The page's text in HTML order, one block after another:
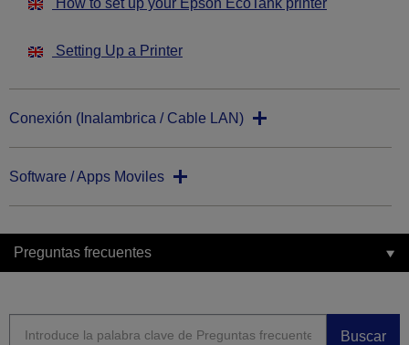
How to set up your Epson EcoTank printer
Setting Up a Printer
Conexión (Inalambrica / Cable LAN)
Software / Apps Moviles
Preguntas frecuentes
Buscar